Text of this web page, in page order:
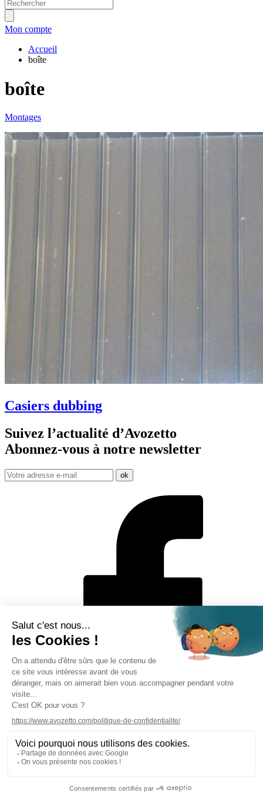
Mon compte
Accueil
boîte
boîte
Montages
Casiers dubbing
Suivez l’actualité d’Avozetto
Abonnez-vous à notre newsletter
Mentions légales
Politique de protection des données personnelles
CGV